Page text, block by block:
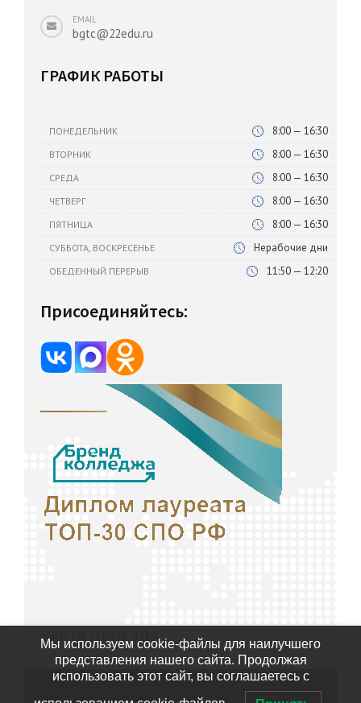
EMAIL
bgtc@22edu.ru
ГРАФИК РАБОТЫ
ПОНЕДЕЛЬНИК 8:00 — 16:30
ВТОРНИК 8:00 — 16:30
СРЕДА 8:00 — 16:30
ЧЕТВЕРГ 8:00 — 16:30
ПЯТНИЦА 8:00 — 16:30
СУББОТА, ВОСКРЕСЕНЬЕ Нерабочие дни
ОБЕДЕННЫЙ ПЕРЕРЫВ 11:50 — 12:20
Присоединяйтесь:
КАРТА ПРОЕЗДА
Мы используем cookie-файлы для наилучшего
представления нашего сайта. Продолжая
использовать этот сайт, вы соглашаетесь с